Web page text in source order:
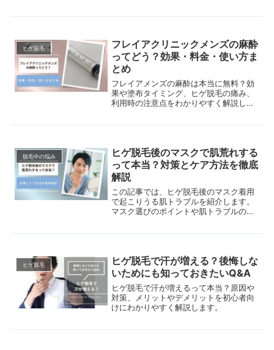
ヒゲ脱毛
フレイアクリニックメンズの麻酔
ってどう？効果・料金・使い方ま
とめ
フレイアメンズの麻酔は本当に無料？効
果や塗布タイミング、ヒゲ脱毛の痛み、
利用時の注意点をわかりやすく解説しま
脱毛中の悩み
ヒゲ脱毛後のマスクで肌荒れする
って本当？対策とケア方法を徹底
解説
この記事では、ヒゲ脱毛後のマスク着用
で起こりうる肌トラブルを紹介します。
マスク選びのポイントや肌トラブルの対
みてください。
ヒゲ脱毛
ヒゲ脱毛で汗が増える？後悔しな
いためにも知っておきたいQ&A
ヒゲ脱毛で汗が増えるって本当？原因や
対策、メリットやデメリットを初心者向
けにわかりやすく解説します。